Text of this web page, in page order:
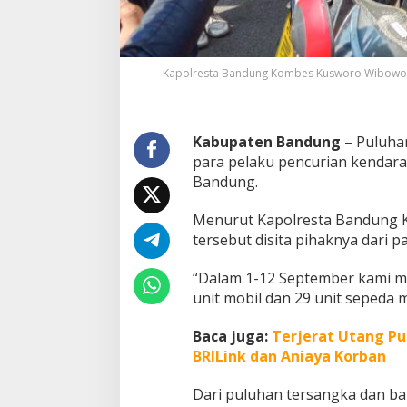
a
n
m
o
r
i
l
d
a
a
n
A
a
u
i
Kapolresta Bandung Kombes Kusworo
Kabupaten Bandung –
para pelaku pencurian
Bandung.
Menurut Kapolresta Bandung
tersebut disita pihaknya dari
“Dalam 1-12 September kami
unit mobil dan 29 unit sepeda
Baca juga: Terjerat Utang
BRILink dan Aniaya Korban
Dari puluhan tersangka dan